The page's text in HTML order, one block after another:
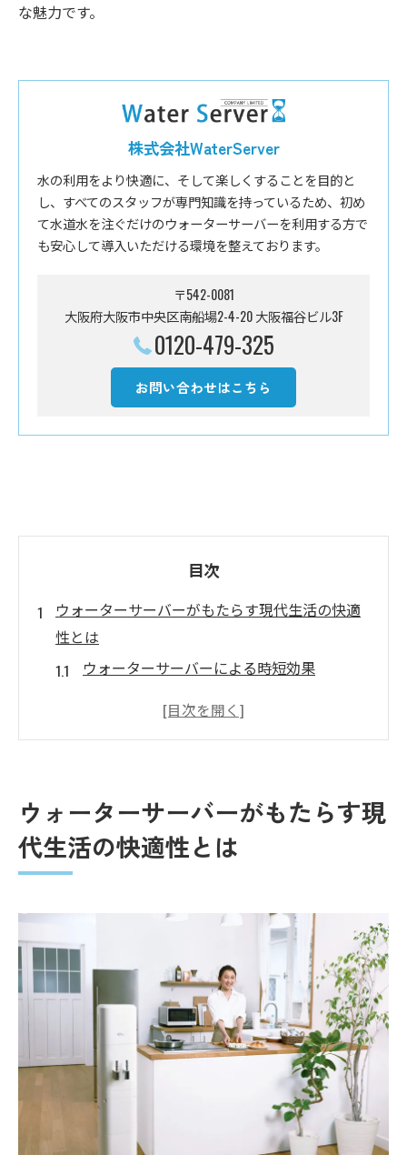
な魅力です。
株式会社WaterServer
水の利用をより快適に、そして楽しくすることを目的と
し、すべてのスタッフが専門知識を持っているため、初め
て水道水を注ぐだけのウォーターサーバーを利用する方で
も安心して導入いただける環境を整えております。
〒542-0081
大阪府大阪市中央区南船場2-4-20 大阪福谷ビル3F
0120-479-325
お問い合わせはこちら
目次
ウォーターサーバーがもたらす現代生活の快適
性とは
ウォーターサーバーによる時短効果
健康的な生活を支える清潔な水の供給
力
新鮮で安全な水を簡単に提供するウォーターサ
ーバーの利点
ウォーターサーバー利用者の安全性への取
り組み
ウォーターサーバーで叶える毎日の安心感
簡単操作で誰でも使えるウォーターサーバ
ーの仕組み
ウォーターサーバーが提供する災害時の備
ウォーターサーバーがもたらす現
代生活の快適性とは